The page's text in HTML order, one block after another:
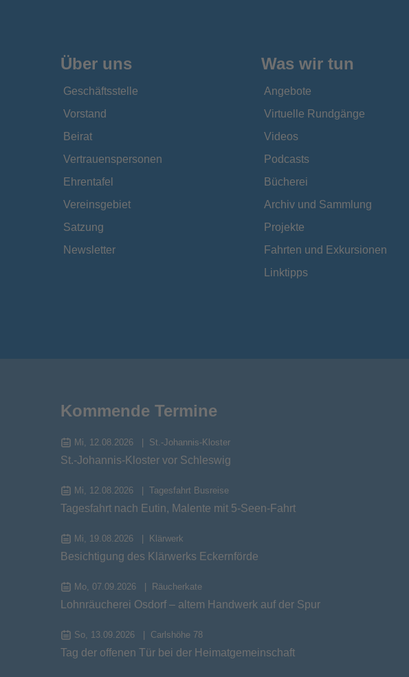
Über uns
Geschäftsstelle
Vorstand
Beirat
Vertrauenspersonen
Ehrentafel
Vereinsgebiet
Satzung
Newsletter
Was wir tun
Angebote
Virtuelle Rundgänge
Videos
Podcasts
Bücherei
Archiv und Sammlung
Projekte
Fahrten und Exkursionen
Linktipps
Kommende Termine
Mi, 12.08.2026 St.-Johannis-Kloster
St.-Johannis-Kloster vor Schleswig
Mi, 12.08.2026 Tagesfahrt Busreise
Tagesfahrt nach Eutin, Malente mit 5-Seen-Fahrt
Mi, 19.08.2026 Klärwerk
Besichtigung des Klärwerks Eckernförde
Mo, 07.09.2026 Räucherkate
Lohnräucherei Osdorf – altem Handwerk auf der Spur
So, 13.09.2026 Carlshöhe 78
Tag der offenen Tür bei der Heimatgemeinschaft